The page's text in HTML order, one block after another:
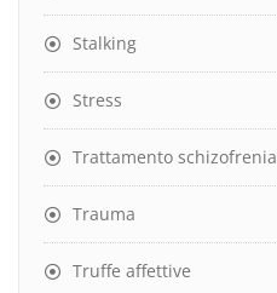
Stalking
Stress
Trattamento schizofrenia
Trauma
Truffe affettive